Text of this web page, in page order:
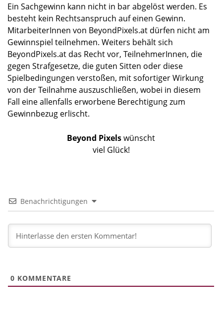
Ein Sachgewinn kann nicht in bar abgelöst werden. Es
besteht kein Rechtsanspruch auf einen Gewinn.
MitarbeiterInnen von BeyondPixels.at dürfen nicht am
Gewinnspiel teilnehmen. Weiters behält sich
BeyondPixels.at das Recht vor, TeilnehmerInnen, die
gegen Strafgesetze, die guten Sitten oder diese
Spielbedingungen verstoßen, mit sofortiger Wirkung
von der Teilnahme auszuschließen, wobei in diesem
Fall eine allenfalls erworbene Berechtigung zum
Gewinnbezug erlischt.
Beyond Pixelswünscht
viel Glück!
Benachrichtigungen
0 KOMMENTARE